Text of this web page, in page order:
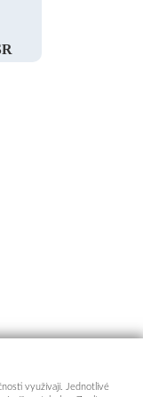
využívají. Jednotlivé